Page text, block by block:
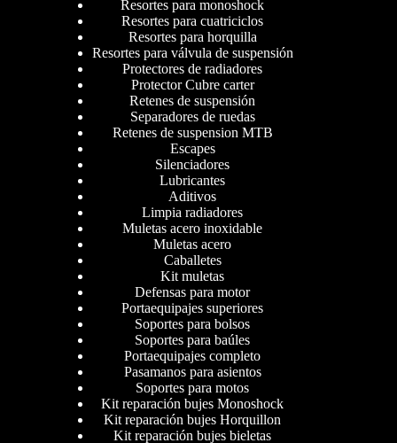
Resortes para monoshock
Resortes para cuatriciclos
Resortes para horquilla
Resortes para válvula de suspensión
Protectores de radiadores
Protector Cubre carter
Retenes de suspensión
Separadores de ruedas
Retenes de suspension MTB
Escapes
Silenciadores
Lubricantes
Aditivos
Limpia radiadores
Muletas acero inoxidable
Muletas acero
Caballetes
Kit muletas
Defensas para motor
Portaequipajes superiores
Soportes para bolsos
Soportes para baúles
Portaequipajes completo
Pasamanos para asientos
Soportes para motos
Kit reparación bujes Monoshock
Kit reparación bujes Horquillon
Kit reparación bujes bieletas